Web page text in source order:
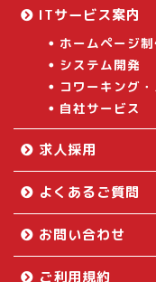
ITサービス案内
ホームページ
システム開発
コワーキング
自社サービス
求人採用
よくあるご質問
お問い合わせ
ご利用規約